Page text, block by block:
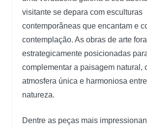
visitante se depara com esculturas
contemporâneas que encantam e
contemplação. As obras de arte
estrategicamente posicionadas
complementar a paisagem natural,
atmosfera única e harmoniosa
natureza.
Dentre as peças mais